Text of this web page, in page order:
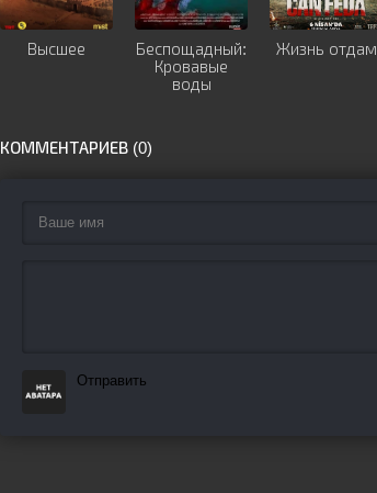
Высшее
Беспощадный:
Кровавые
воды
Жизнь отдам
КОММЕНТАРИЕВ (0)
Отправить